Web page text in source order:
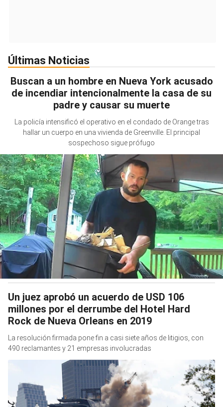
Últimas Noticias
Buscan a un hombre en Nueva York acusado
de incendiar intencionalmente la casa de su
padre y causar su muerte
La policía intensificó el operativo en el condado de Orange tras
hallar un cuerpo en una vivienda de Greenville. El principal
sospechoso sigue prófugo
Un juez aprobó un acuerdo de USD 106
millones por el derrumbe del Hotel Hard
Rock de Nueva Orleans en 2019
La resolución firmada pone fin a casi siete años de litigios, con
490 reclamantes y 21 empresas involucradas